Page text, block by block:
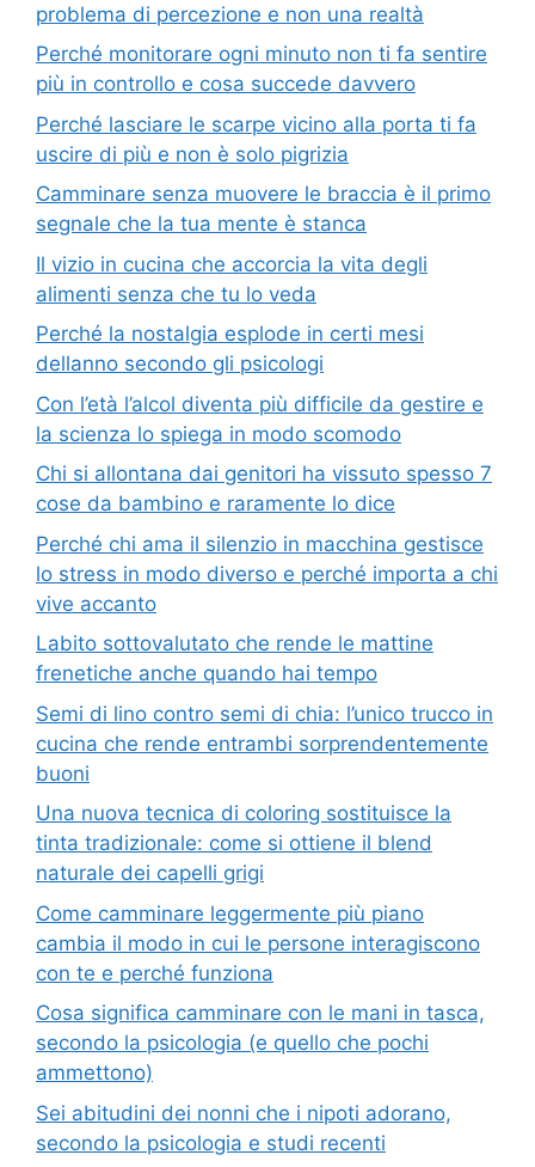
problema di percezione e non una realtà
Perché monitorare ogni minuto non ti fa sentire
più in controllo e cosa succede davvero
Perché lasciare le scarpe vicino alla porta ti fa
uscire di più e non è solo pigrizia
Camminare senza muovere le braccia è il primo
segnale che la tua mente è stanca
Il vizio in cucina che accorcia la vita degli
alimenti senza che tu lo veda
Perché la nostalgia esplode in certi mesi
dellanno secondo gli psicologi
Con l’età l’alcol diventa più difficile da gestire e
la scienza lo spiega in modo scomodo
Chi si allontana dai genitori ha vissuto spesso 7
cose da bambino e raramente lo dice
Perché chi ama il silenzio in macchina gestisce
lo stress in modo diverso e perché importa a chi
vive accanto
Labito sottovalutato che rende le mattine
frenetiche anche quando hai tempo
Semi di lino contro semi di chia: l’unico trucco in
cucina che rende entrambi sorprendentemente
buoni
Una nuova tecnica di coloring sostituisce la
tinta tradizionale: come si ottiene il blend
naturale dei capelli grigi
Come camminare leggermente più piano
cambia il modo in cui le persone interagiscono
con te e perché funziona
Cosa significa camminare con le mani in tasca,
secondo la psicologia (e quello che pochi
ammettono)
Sei abitudini dei nonni che i nipoti adorano,
secondo la psicologia e studi recenti